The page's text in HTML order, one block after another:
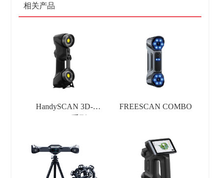
相关产品
HandySCAN 3D-
FREESCAN COMBO